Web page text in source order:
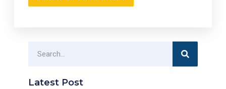
Latest Post